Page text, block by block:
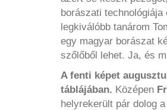
borászati
legkiválóbb tanárom
egy magyar borászat
szőlőből lehet. Ja, és
A fenti képet
táblájában. Középen
helyrekerült pár dolog